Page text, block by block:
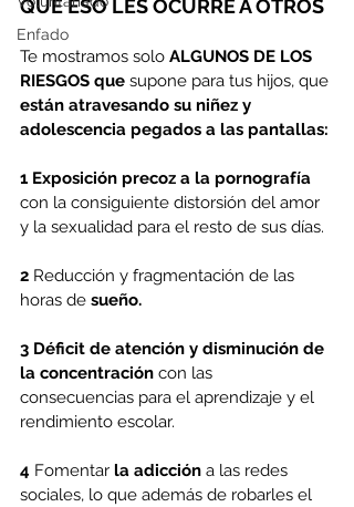
Enfado
QUE ESO LES OCURRE A OTROS
Te mostramos solo ALGUNOS DE LOS
RIESGOS que supone para tus hijos, que
están atravesando su niñez y
adolescencia pegados a las pantallas:
1 Exposición precoz a la pornografía
con la consiguiente distorsión del amor
y la sexualidad para el resto de sus días.
2 Reducción y fragmentación de las
horas de sueño.
3 Déficit de atención y disminución de
la concentración con las
consecuencias para el aprendizaje y el
rendimiento escolar.
4 Fomentar la adicción a las redes
sociales, lo que además de robarles el